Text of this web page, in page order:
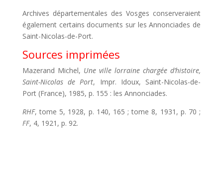
Archives départementales des Vosges conserveraient
également certains documents sur les Annonciades de
Saint-Nicolas-de-Port.
Sources imprimées
Mazerand Michel, Une ville lorraine chargée d’histoire,
Saint-Nicolas de Port, Impr. Idoux, Saint-Nicolas-de-
Port (France), 1985, p. 155 : les Annonciades.
RHF, tome 5, 1928, p. 140, 165 ; tome 8, 1931, p. 70 ;
FF, 4, 1921, p. 92.